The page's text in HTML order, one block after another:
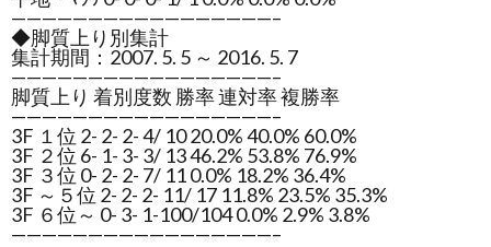
—————————————————–
◆脚質上り別集計
集計期間：2007. 5. 5 ～ 2016. 5. 7
—————————————————–
脚質上り 着別度数 勝率 連対率 複勝率
—————————————————–
3F １位 2- 2- 2- 4/ 10 20.0% 40.0% 60.0%
3F ２位 6- 1- 3- 3/ 13 46.2% 53.8% 76.9%
3F ３位 0- 2- 2- 7/ 11 0.0% 18.2% 36.4%
3F ～５位 2- 2- 2- 11/ 17 11.8% 23.5% 35.3%
3F ６位～ 0- 3- 1-100/104 0.0% 2.9% 3.8%
—————————————————–